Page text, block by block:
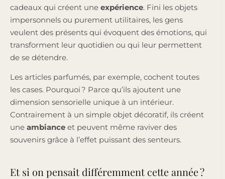
cadeaux qui créent une expérience. Fini les objets
impersonnels ou purement utilitaires, les gens
veulent des présents qui évoquent des émotions, qui
transforment leur quotidien ou qui leur permettent
de se détendre.
Les articles parfumés, par exemple, cochent toutes
les cases. Pourquoi ? Parce qu’ils ajoutent une
dimension sensorielle unique à un intérieur.
Contrairement à un simple objet décoratif, ils créent
une ambiance et peuvent même raviver des
souvenirs grâce à l’effet puissant des senteurs.
Et si on pensait différemment cette année ?